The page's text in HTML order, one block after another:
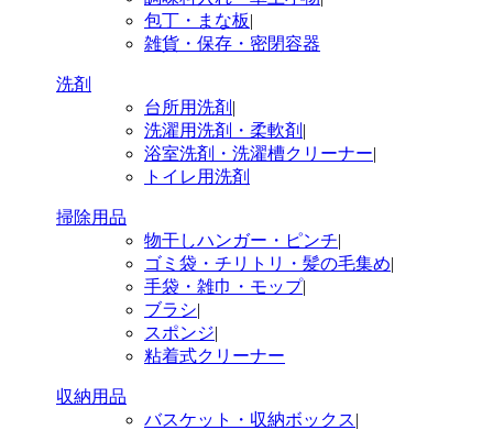
包丁・まな板|
雑貨・保存・密閉容器
洗剤
台所用洗剤 |
洗濯用洗剤・柔軟剤 |
浴室洗剤・洗濯槽クリーナー|
トイレ用洗剤
掃除用品
物干しハンガー・ピンチ|
ゴミ袋・チリトリ・髪の毛集め|
手袋・雑巾・モップ|
ブラシ|
スポンジ|
粘着式クリーナー
収納用品
バスケット・収納ボックス|